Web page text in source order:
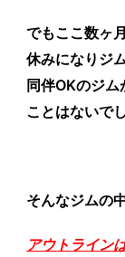
でもここ数ヶ
休みになりジ
同伴OKのジ
ことはないで
そんなジムの
アウトライン